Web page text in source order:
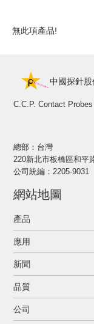
無此項產品!
中國探針股
C.C.P. Contact
總部：台灣
220新北市板橋區和平
公司統編：2205-9031
網站地圖
產品
應用
新聞
品質
公司